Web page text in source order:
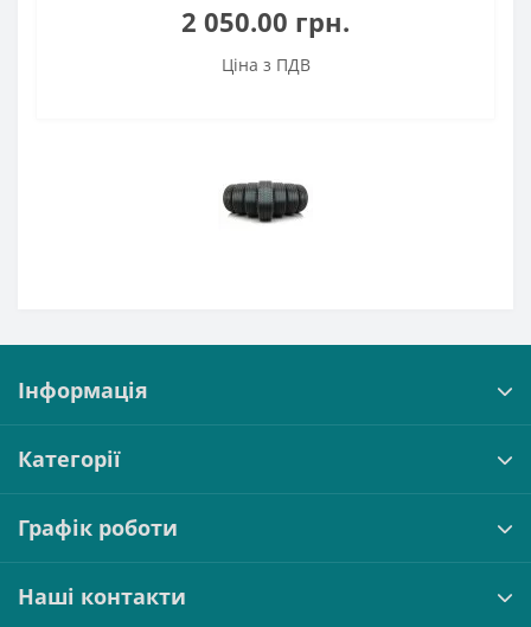
2 050.00 грн.
Ціна з ПДВ
Інформація
Категорії
Графік роботи
Наші контакти